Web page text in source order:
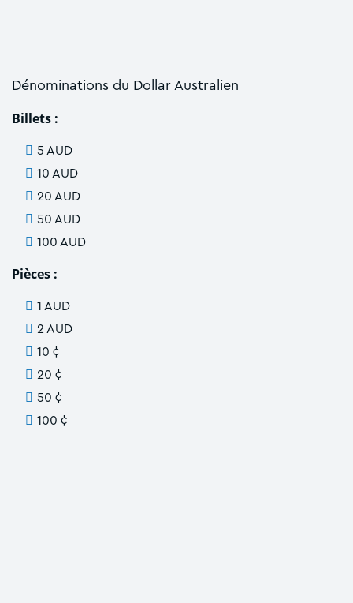
Dénominations du Dollar Australien
Billets :
5 AUD
10 AUD
20 AUD
50 AUD
100 AUD
Pièces :
1 AUD
2 AUD
10 ¢
20 ¢
50 ¢
100 ¢